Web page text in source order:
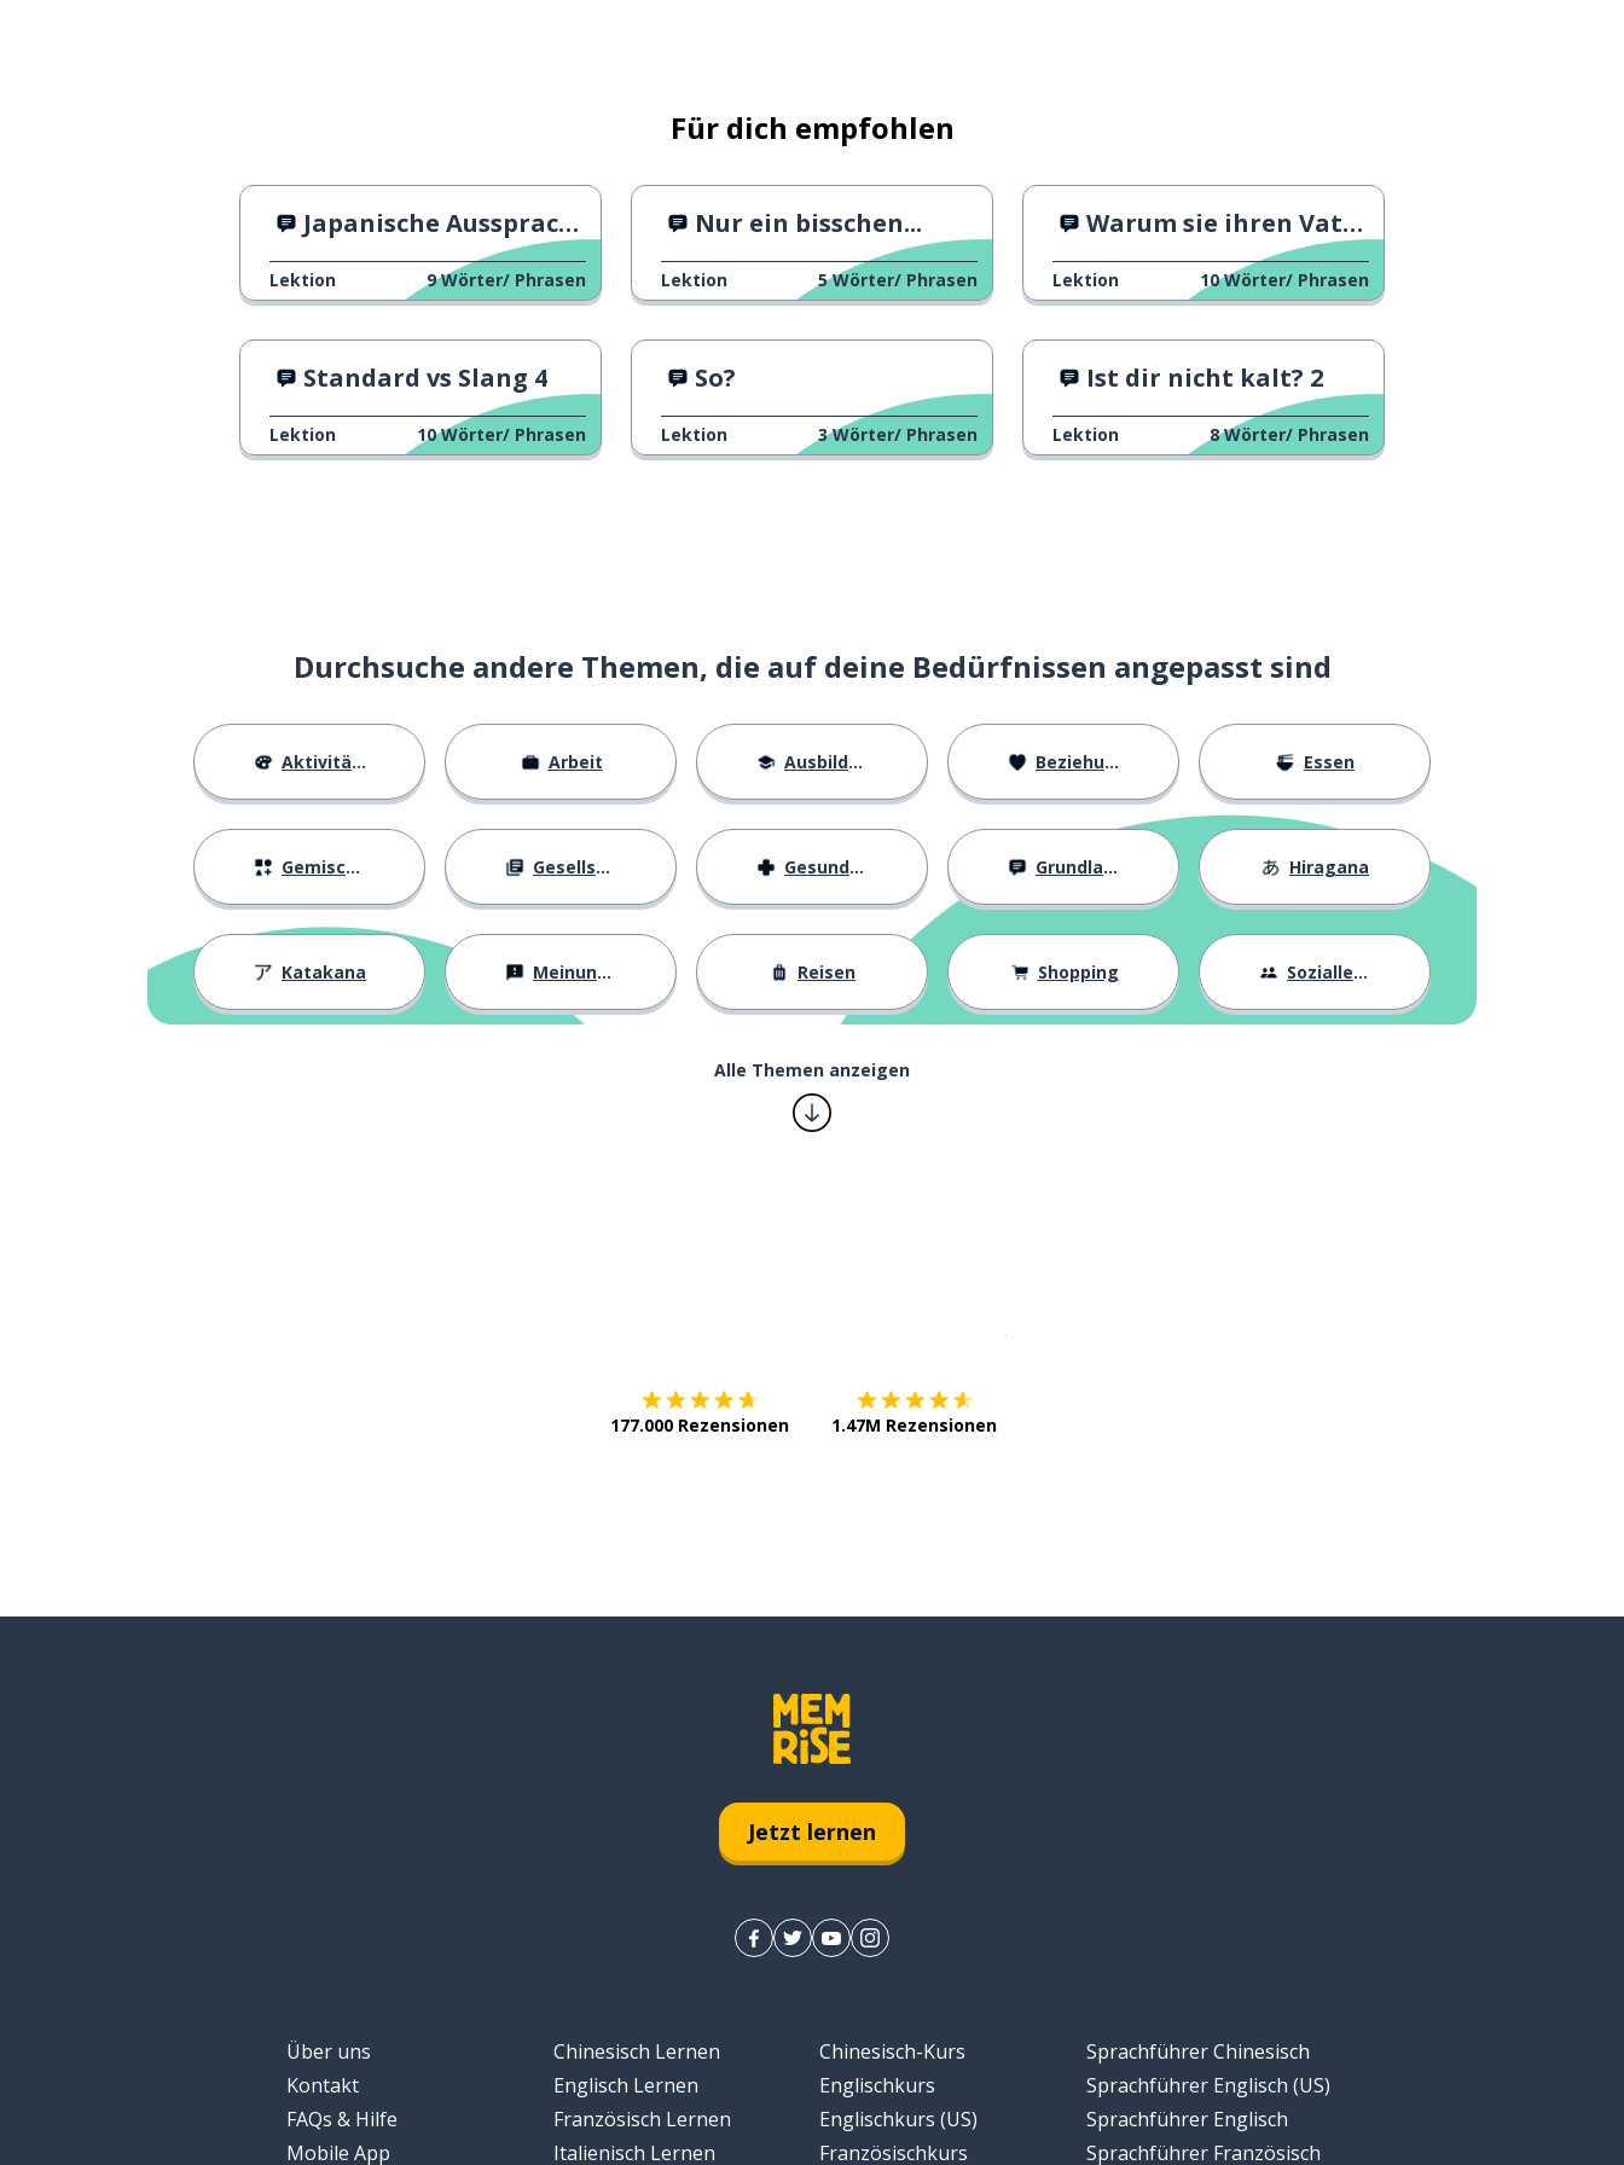
Für dich empfohlen
Japanische Aussprache
Lektion 9 Wörter/ Phrasen
Nur ein bisschen...
Lektion 5 Wörter/ Phrasen
Warum sie ihren Vater nicht mag
Lektion 10 Wörter/ Phrasen
Standard vs Slang 4
Lektion 10 Wörter/ Phrasen
So?
Lektion 3 Wörter/ Phrasen
Ist dir nicht kalt? 2
Lektion 8 Wörter/ Phrasen
Durchsuche andere Themen, die auf deine Bedürfnissen angepasst sind
Aktivitäten Arbeit Ausbildung Beziehungen Essen
Gemischtes Gesellschaft Gesundheit Grundlagen Hiragana
Katakana Meinungen Reisen Shopping Sozialleben
Alle Themen anzeigen
177.000 Rezensionen 1.47M Rezensionen
Jetzt lernen
Über uns
Kontakt
FAQs & Hilfe
Mobile App
Chinesisch Lernen
Englisch Lernen
Französisch Lernen
Italienisch Lernen
Chinesisch-Kurs
Englischkurs
Englischkurs (US)
Französischkurs
Sprachführer Chinesisch
Sprachführer Englisch (US)
Sprachführer Englisch
Sprachführer Französisch